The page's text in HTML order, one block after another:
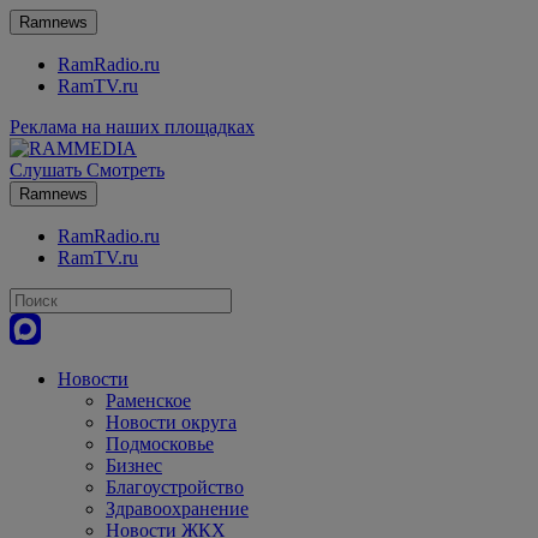
Ramnews
RamRadio.ru
RamTV.ru
Реклама на наших площадках
Слушать Смотреть
Ramnews
RamRadio.ru
RamTV.ru
Новости
Раменское
Новости округа
Подмосковье
Бизнес
Благоустройство
Здравоохранение
Новости ЖКХ